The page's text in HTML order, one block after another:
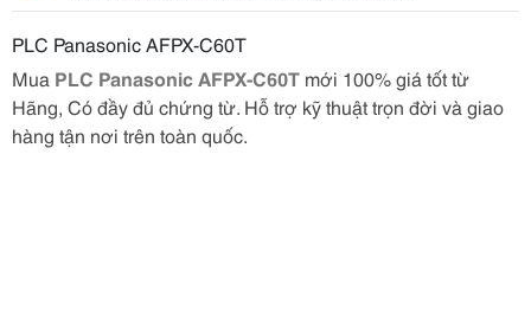
PLC Panasonic AFPX-C60T
Mua PLC Panasonic AFPX-C60T mới 100% giá tốt từ
Hãng, Có đầy đủ chứng từ. Hỗ trợ kỹ thuật trọn đời và giao
hàng tận nơi trên toàn quốc.